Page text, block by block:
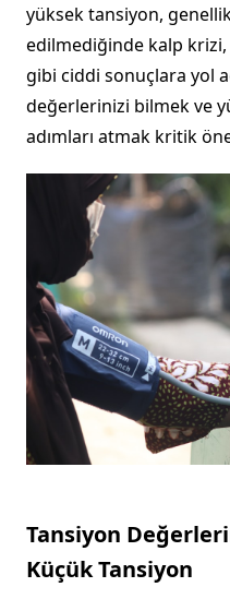
yüksek tansiyon,
edilmediğinde kalp
gibi ciddi sonuçlara yol
değerlerinizi bilmek ve
adımları atmak kritik
Tansiyon
Küçük Tansiyon